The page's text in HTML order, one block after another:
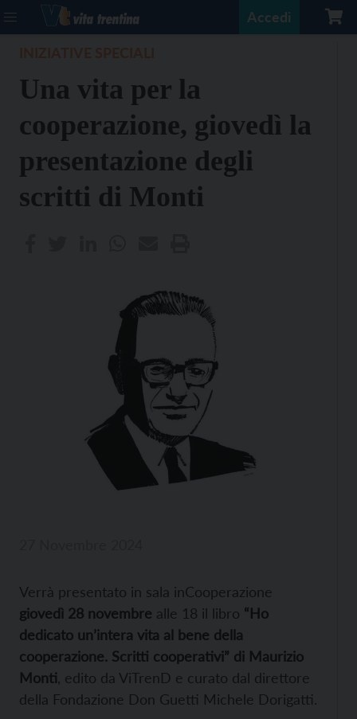
Accedi
Una vita per la
cooperazione, giovedì la
presentazione degli
scritti di Monti
Verrà presentato in sala inCooperazione
giovedì 28 novembre alle 18 il libro “Ho
dedicato un’intera vita al bene della
cooperazione. Scritti cooperativi” di Maurizio
Monti , edito da ViTrenD e curato dal direttore
della Fondazione Don Guetti Michele Dorigatti.